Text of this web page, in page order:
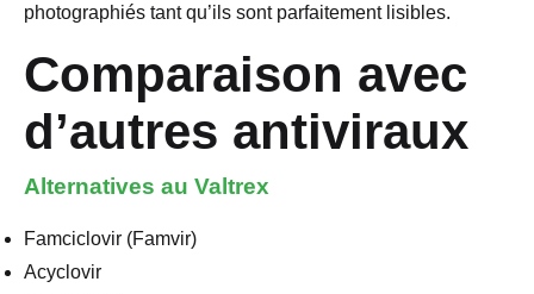
photographiés tant qu’ils sont parfaitement lisibles.
Comparaison avec
d’autres antiviraux
Alternatives au Valtrex
Famciclovir (Famvir)
Acyclovir